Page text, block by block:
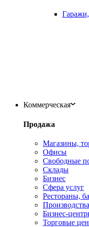
Коммерческая
Продажа
Магазины,
Офисы
Свободные
Склады
Бизнес
Сфера услуг
Рестораны,
Производства
Бизнес-
Торговые